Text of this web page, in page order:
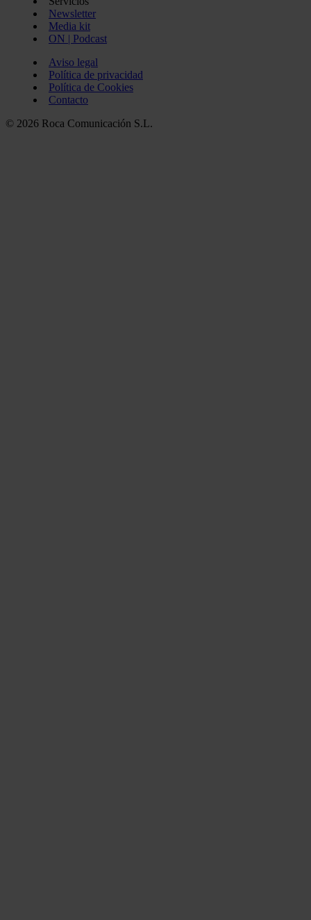
Newsletter
Media kit
ON | Podcast
Aviso legal
Política de privacidad
Política de Cookies
Contacto
© 2026 Roca Comunicación S.L.